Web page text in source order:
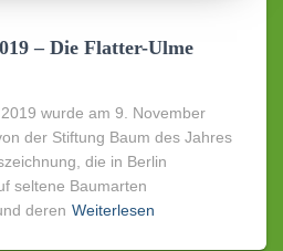
– Die Flatter-Ulme
wurde am 9. November
der Stiftung Baum des Jahres
die in Berlin
seltene Baumarten
deren Weiterlesen